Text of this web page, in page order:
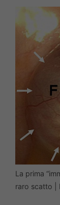
La prima
raro scatto |